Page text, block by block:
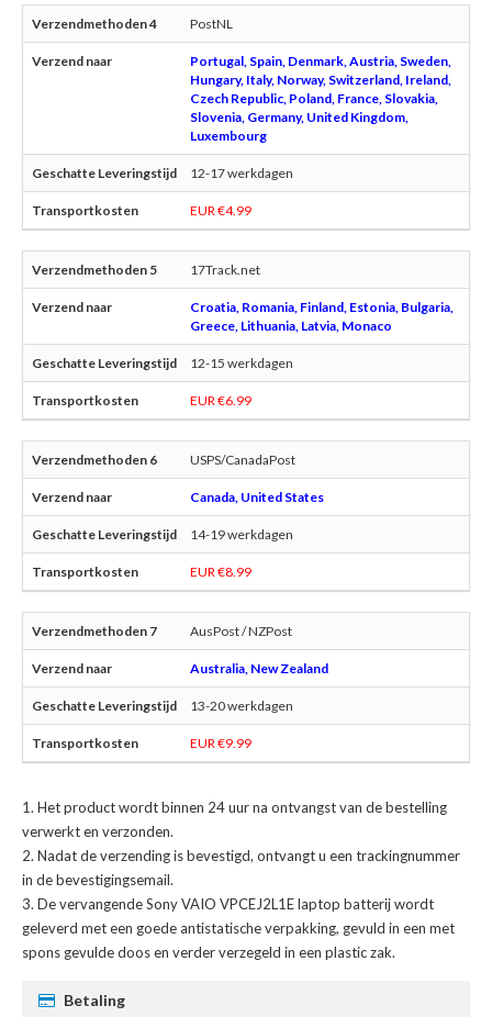
PostNL
Portugal, Spain, Denmark, Austria, Sweden,
Hungary, Italy, Norway, Switzerland, Ireland,
Czech Republic, Poland, France, Slovakia,
Slovenia, Germany, United Kingdom,
Luxembourg
12-17 werkdagen
EUR €4.99
17Track.net
Croatia, Romania, Finland, Estonia, Bulgaria,
Greece, Lithuania, Latvia, Monaco
12-15 werkdagen
EUR €6.99
USPS/CanadaPost
Canada, United States
14-19 werkdagen
EUR €8.99
AusPost / NZPost
Australia, New Zealand
13-20 werkdagen
EUR €9.99
Het product wordt binnen 24 uur na ontvangst van de bestelling
verwerkt en verzonden.
Nadat de verzending is bevestigd, ontvangt u een trackingnummer
in de bevestigingsemail.
Devervangende Sony VAIO VPCEJ2L1E laptop batterijwordt
geleverd met een goede antistatische verpakking, gevuld in een met
spons gevulde doos en verder verzegeld in een plastic zak.
Betaling